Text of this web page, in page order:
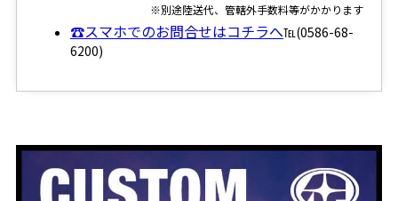
※別途陸送代、管轄外手数料等がかかります
☎スマホでのお問合せはコチラへ℡(0586-68-
6200)